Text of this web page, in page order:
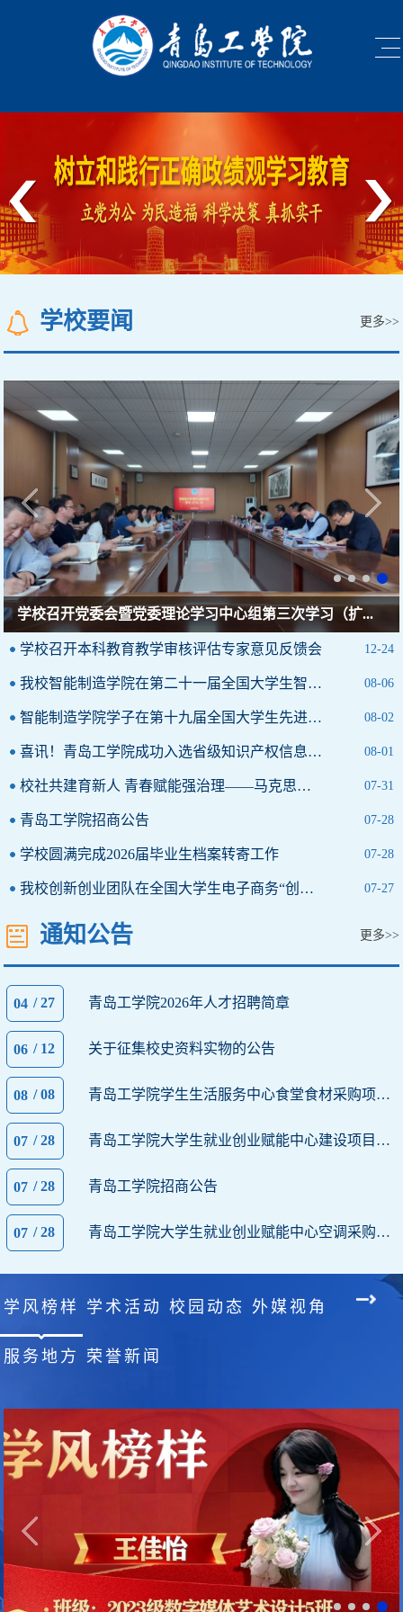
学校要闻 更多>>
学校召开本科教育教学审核评估专家意见反馈会
学校召开本科教育教学审核评估专家意见反馈会 12-24
我校智能制造学院在第二十一届全国大学生智能车竞赛中获得佳绩 08-06
智能制造学院学子在第十九届全国大学生先进成图技术与产品信息建... 08-02
喜讯！青岛工学院成功入选省级知识产权信息公共服务网点 08-01
校社共建育新人 青春赋能强治理——马克思主义学院知识产权专业与... 07-31
青岛工学院招商公告 07-28
学校圆满完成2026届毕业生档案转寄工作 07-28
我校创新创业团队在全国大学生电子商务“创新、创意、创业”挑战... 07-27
通知公告 更多>>
04 / 27 青岛工学院2026年人才招聘简章
06 / 12 关于征集校史资料实物的公告
08 / 08 青岛工学院学生生活服务中心食堂食材采购项目招标公告
07 / 28 青岛工学院大学生就业创业赋能中心建设项目招标公告
07 / 28 青岛工学院招商公告
07 / 28 青岛工学院大学生就业创业赋能中心空调采购安装项目招标公告
学风榜样 学术活动 校园动态 外媒视角
服务地方 荣誉新闻